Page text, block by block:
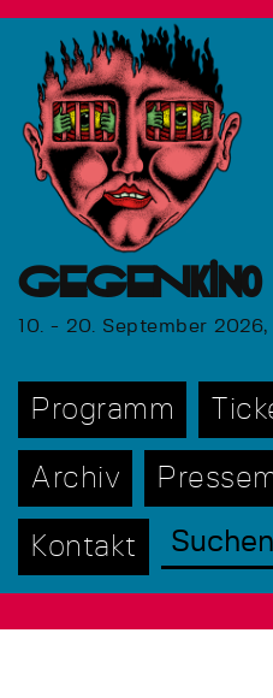
GEGENkino
10. - 20. September 2026,
Programm
Archiv
Kontakt